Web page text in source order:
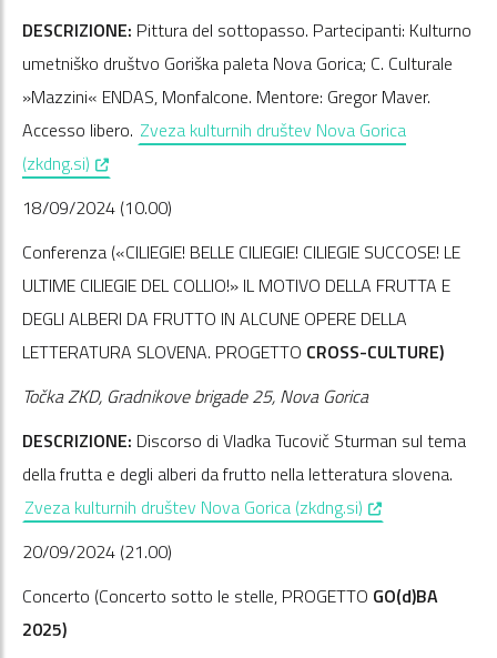
DESCRIZIONE: Pittura del sottopasso. Partecipanti: Kulturno
umetniško društvo Goriška paleta Nova Gorica; C. Culturale
»Mazzini« ENDAS, Monfalcone. Mentore: Gregor Maver.
Accesso libero. Zveza kulturnih društev Nova Gorica
(zkdng.si) , opens in a new window
18/09/2024 (10.00)
Conferenza («CILIEGIE! BELLE CILIEGIE! CILIEGIE SUCCOSE! LE
ULTIME CILIEGIE DEL COLLIO!» IL MOTIVO DELLA FRUTTA E
DEGLI ALBERI DA FRUTTO IN ALCUNE OPERE DELLA
LETTERATURA SLOVENA. PROGETTO CROSS-CULTURE)
Točka ZKD, Gradnikove brigade 25, Nova Gorica
DESCRIZIONE: Discorso di Vladka Tucovič Sturman sul tema
della frutta e degli alberi da frutto nella letteratura slovena.
Zveza kulturnih društev Nova Gorica (zkdng.si) , opens in a new
20/09/2024 (21.00)
Concerto (Concerto sotto le stelle, PROGETTO GO(d)BA
2025)